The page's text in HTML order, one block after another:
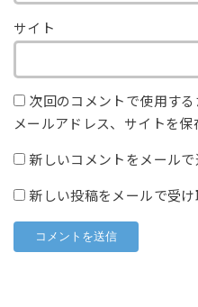
サイト
次回のコメントで使用す
メールアドレス、サイトを保
新しいコメントをメールで
新しい投稿をメールで受け